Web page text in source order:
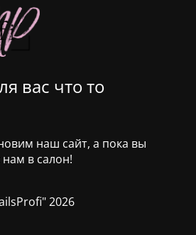
вас что то
наш сайт, а пока вы
в салон!
2026